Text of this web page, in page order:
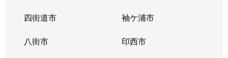
四街道市 袖ケ浦市
八街市 印西市